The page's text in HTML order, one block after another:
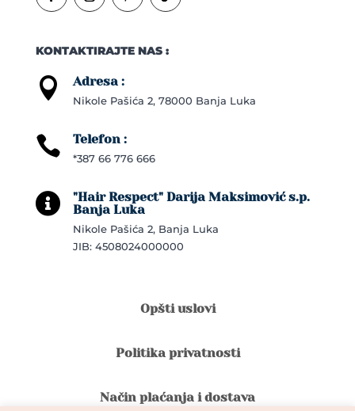
KONTAKTIRAJTE NAS :
 Adresa :
Nikole Pašića 2, 78000 Banja Luka
 Telefon :
*387 66 776 666

"Hair Respect" Darija Maksimović s.p.
Banja Luka
Nikole Pašića 2, Banja Luka
JIB: 4508024000000
Opšti uslovi
Politika privatnosti
Način plaćanja i dostava